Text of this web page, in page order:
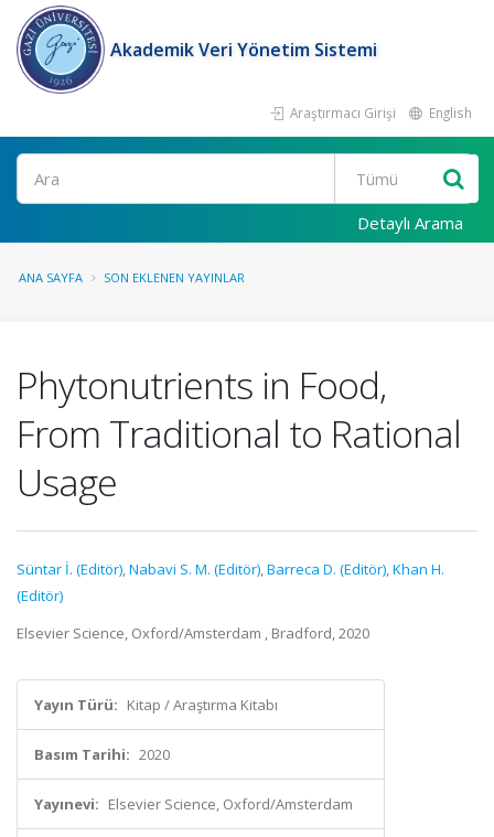
Akademik Veri Yönetim Sistemi
Araştırmacı Girişi English
Ara
Detaylı Arama
ANA SAYFA SON EKLENEN YAYINLAR
Phytonutrients in Food,
From Traditional to Rational
Usage
Süntar İ. (Editör),Nabavi S. M. (Editör),Barreca D. (Editör),Khan H.
(Editör)
Elsevier Science, Oxford/Amsterdam , Bradford, 2020
Yayın Türü: Kitap / Araştırma Kitabı
Basım Tarihi: 2020
Yayınevi: Elsevier Science, Oxford/Amsterdam